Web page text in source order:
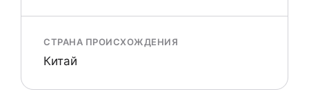
СТРАНА ПРОИСХОЖДЕНИЯ
Китай